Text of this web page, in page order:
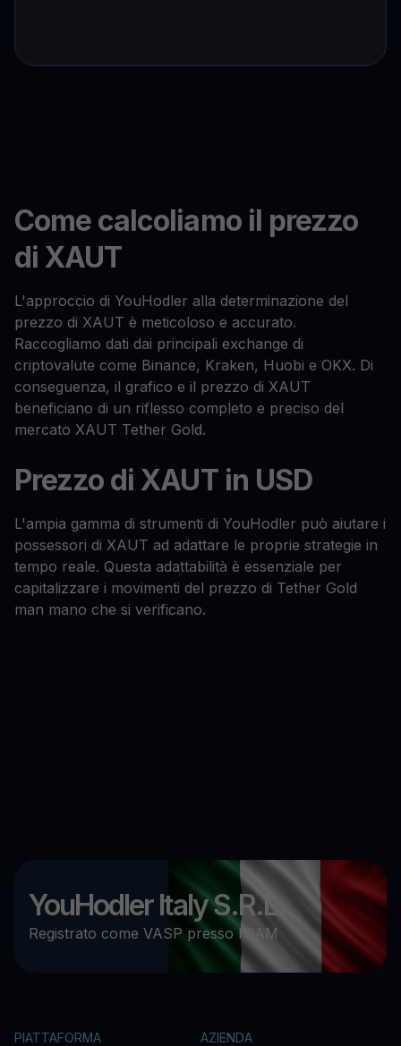
Come calcoliamo il prezzo
di XAUT
L'approccio di YouHodler alla determinazione del
prezzo di XAUT è meticoloso e accurato.
Raccogliamo dati dai principali exchange di
criptovalute come Binance, Kraken, Huobi e OKX. Di
conseguenza, il grafico e il prezzo di XAUT
beneficiano di un riflesso completo e preciso del
mercato XAUT Tether Gold.
Prezzo di XAUT in USD
L'ampia gamma di strumenti di YouHodler può aiutare i
possessori di XAUT ad adattare le proprie strategie in
tempo reale. Questa adattabilità è essenziale per
capitalizzare i movimenti del prezzo di Tether Gold
man mano che si verificano.
YouHodler Italy S.R.L.
Registrato come VASP presso l’OAM
PIATTAFORMA AZIENDA